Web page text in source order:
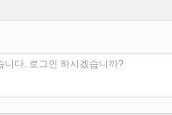
니다. 로그인 하시겠습니까?